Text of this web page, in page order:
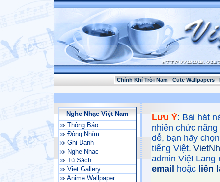
Chính Khí Trời Nam Cute Wallpapers
Nghe Nhạc Việt Nam
Thông Báo
Động Nhím
Ghi Danh
Nghe Nhac
Tủ Sách
Viet Gallery
Anime Wallpaper
Lưu Ý: Bài hát
nhiên chức
dễ, bạn hãy
tiếng Việt.
admin Việt Lang
email
hoặc liên